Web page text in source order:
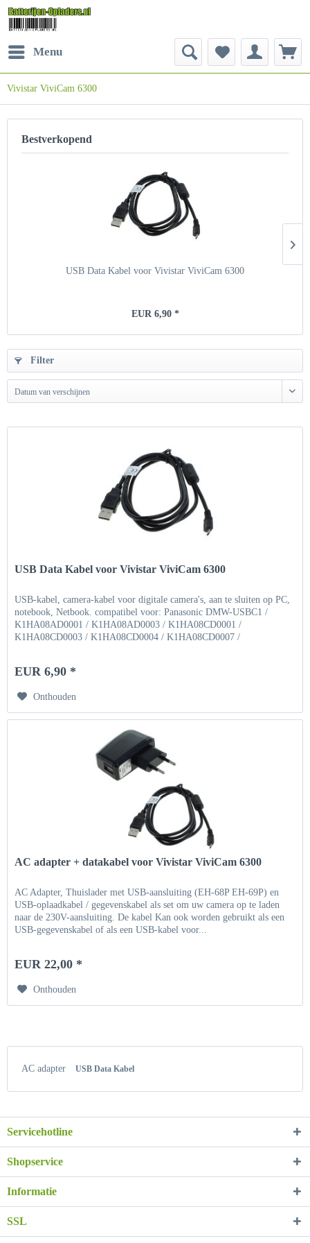
Menu
Vivistar ViviCam 6300
Bestverkopend
USB Data Kabel voor Vivistar ViviCam 6300
EUR 6,90 *
Filter
Datum van verschijnen
USB Data Kabel voor Vivistar ViviCam 6300
USB-kabel, camera-kabel voor digitale camera's, aan te sluiten op PC,
notebook, Netbook. compatibel voor: Panasonic DMW-USBC1 /
K1HA08AD0001 / K1HA08AD0003 / K1HA08CD0001 /
K1HA08CD0003 / K1HA08CD0004 / K1HA08CD0007 /
EUR 6,90 *
Onthouden
AC adapter + datakabel voor Vivistar ViviCam 6300
AC Adapter, Thuislader met USB-aansluiting (EH-68P EH-69P) en
USB-oplaadkabel / gegevenskabel als set om uw camera op te laden
naar de 230V-aansluiting. De kabel Kan ook worden gebruikt als een
USB-gegevenskabel of als een USB-kabel voor...
EUR 22,00 *
Onthouden
AC adapter USB Data Kabel
Servicehotline
Shopservice
Informatie
SSL